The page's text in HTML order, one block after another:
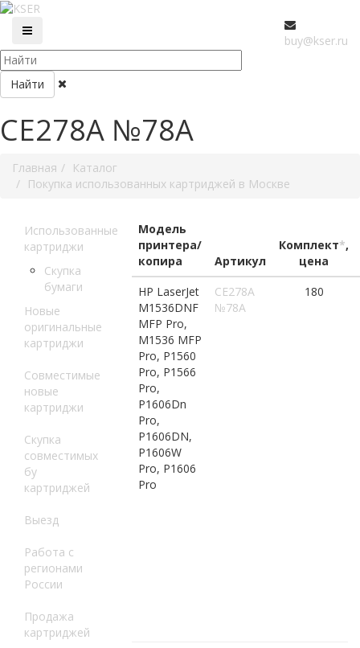
buy@kser.ru
Найти
CE278A №78A
Главная
Каталог
Покупка использованных картриджей в Москве
Использованные
картриджи
Скупка
бумаги
Новые
оригинальные
картриджи
Совместимые
новые
картриджи
Скупка
совместимых
бу
картриджей
Выезд
Работа с
регионами
России
Продажа
картриджей
Модель
принтера/
копира
Артикул
Комплект*,
цена
HP LaserJet
M1536DNF
MFP Pro,
M1536 MFP
Pro, P1560
Pro, P1566
Pro,
P1606Dn
Pro,
P1606DN,
P1606W
Pro, P1606
Pro
CE278A
№78A
180